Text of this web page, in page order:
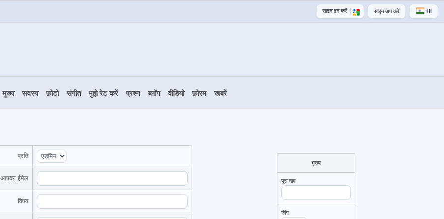
साइन इन करें साइन अप करें HI
मुख्य सदस्य फ़ोटो संगीत मुझे रेट करें प्रश्न ब्लॉग वीडियो फ़ोरम खबरें
प्रति
आपका ईमेल
विषय
मुख्य
पूरा नाम
लिंग